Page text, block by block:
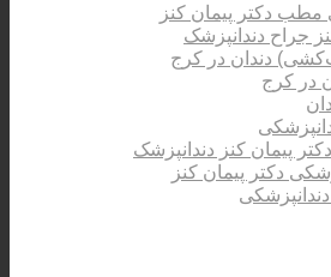
دکتر پیمان کنز
جراح دندانپزشک
دندان در کرج
در کرج
پیمان کنز دندانپزشک
دکتر پیمان کنز